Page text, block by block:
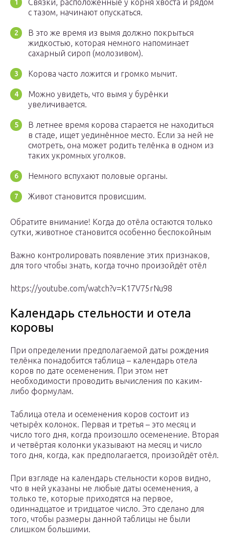
Связки, расположенные у корня хвоста и рядом
с тазом, начинают опускаться.
В это же время из вымя должно покрыться
жидкостью, которая немного напоминает
сахарный сироп (молозивом).
Корова часто ложится и громко мычит.
Можно увидеть, что вымя у бурёнки
увеличивается.
В летнее время корова старается не находиться
в стаде, ищет уединённое место. Если за ней не
смотреть, она может родить телёнка в одном из
таких укромных уголков.
Немного вспухают половые органы.
Живот становится провисшим.
Обратите внимание! Когда до отёла остаются только
сутки, животное становится особенно беспокойным
Важно контролировать появление этих признаков,
для того чтобы знать, когда точно произойдёт отёл
https://youtube.com/watch?v=K17V75rNu98
Календарь стельности и отела
коровы
При определении предполагаемой даты рождения
телёнка понадобится таблица – календарь отела
коров по дате осеменения. При этом нет
необходимости проводить вычисления по каким-
либо формулам.
Таблица отела и осеменения коров состоит из
четырёх колонок. Первая и третья – это месяц и
число того дня, когда произошло осеменение. Вторая
и четвёртая колонки указывают на месяц и число
того дня, когда, как предполагается, произойдёт отёл.
При взгляде на календарь стельности коров видно,
что в ней указаны не любые даты осеменения, а
только те, которые приходятся на первое,
одиннадцатое и тридцатое число. Это сделано для
того, чтобы размеры данной таблицы не были
слишком большими.